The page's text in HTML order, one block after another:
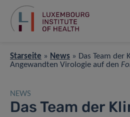
Starseite » News » Das Team der
Angewandten Virologie auf den
NEWS
Das Team der